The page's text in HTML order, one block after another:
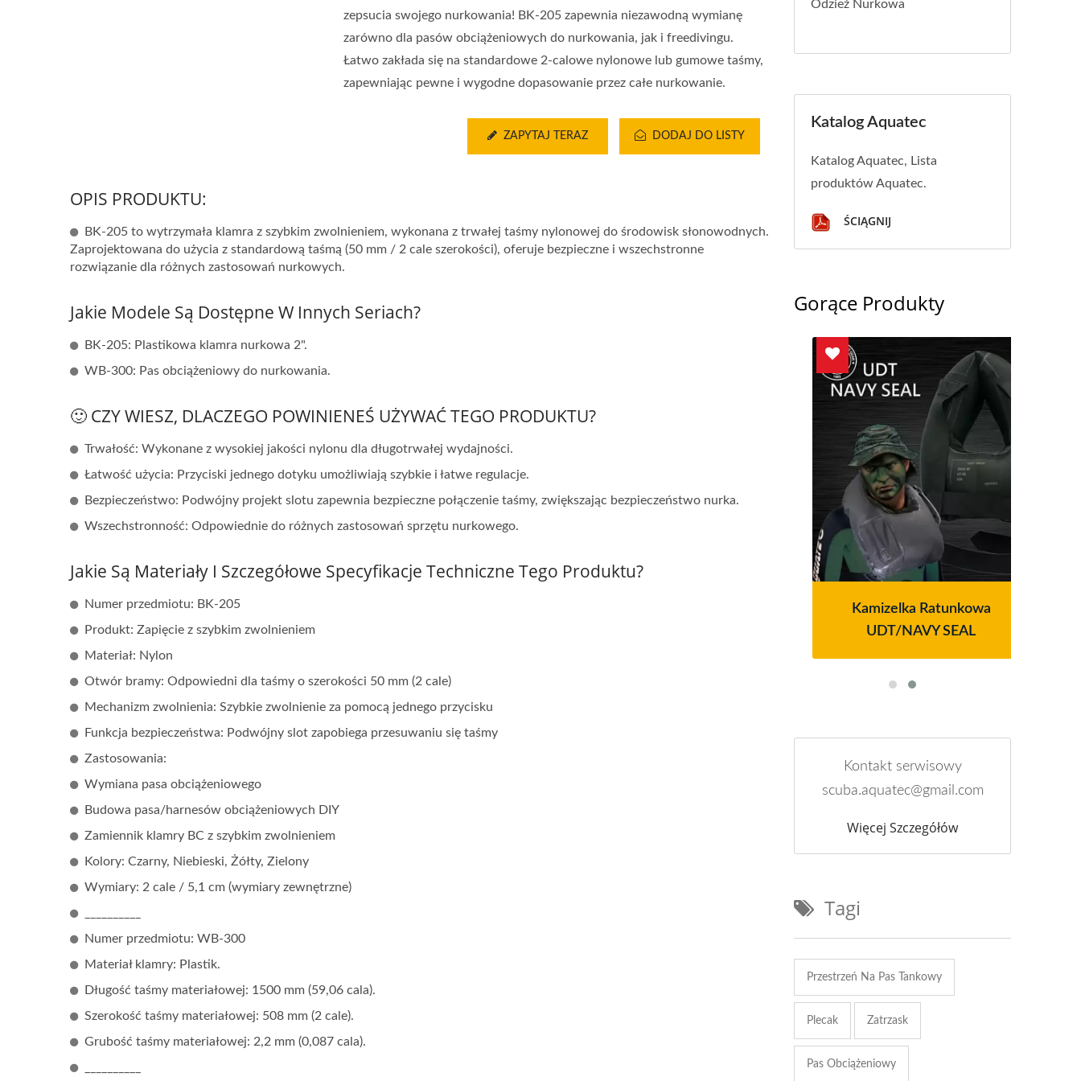
zepsucia swojego nurkowania! BK-205 zapewnia niezawodną wymianę
zarówno dla pasów obciążeniowych do nurkowania, jak i freedivingu.
Łatwo zakłada się na standardowe 2-calowe nylonowe lub gumowe taśmy,
zapewniając pewne i wygodne dopasowanie przez całe nurkowanie.
DODAJ DO LISTY
ZAPYTAJ TERAZ
OPIS PRODUKTU:
BK-205 to wytrzymała klamra z szybkim zwolnieniem, wykonana z trwałej taśmy nylonowej do środowisk słonowodnych.
Zaprojektowana do użycia z standardową taśmą (50 mm / 2 cale szerokości), oferuje bezpieczne i wszechstronne
rozwiązanie dla różnych zastosowań nurkowych.
Jakie Modele Są Dostępne W Innych Seriach?
BK-205: Plastikowa klamra nurkowa 2".
WB-300: Pas obciążeniowy do nurkowania.
🙂 CZY WIESZ, DLACZEGO POWINIENEŚ UŻYWAĆ TEGO PRODUKTU?
Trwałość: Wykonane z wysokiej jakości nylonu dla długotrwałej wydajności.
Łatwość użycia: Przyciski jednego dotyku umożliwiają szybkie i łatwe regulacje.
Bezpieczeństwo: Podwójny projekt slotu zapewnia bezpieczne połączenie taśmy, zwiększając bezpieczeństwo nurka.
Wszechstronność: Odpowiednie do różnych zastosowań sprzętu nurkowego.
Jakie Są Materiały I Szczegółowe Specyfikacje Techniczne Tego Produktu?
Numer przedmiotu: BK-205
Produkt: Zapięcie z szybkim zwolnieniem
Materiał: Nylon
Otwór bramy: Odpowiedni dla taśmy o szerokości 50 mm (2 cale)
Mechanizm zwolnienia: Szybkie zwolnienie za pomocą jednego przycisku
Funkcja bezpieczeństwa: Podwójny slot zapobiega przesuwaniu się taśmy
Zastosowania:
Wymiana pasa obciążeniowego
Budowa pasa/harnesów obciążeniowych DIY
Zamiennik klamry BC z szybkim zwolnieniem
Kolory: Czarny, Niebieski, Żółty, Zielony
Wymiary: 2 cale / 5,1 cm (wymiary zewnętrzne)
Numer przedmiotu: WB-300
Materiał klamry: Plastik.
Długość taśmy materiałowej: 1500 mm (59,06 cala).
Szerokość taśmy materiałowej: 508 mm (2 cale).
Grubość taśmy materiałowej: 2,2 mm (0,087 cala).
Odzież Nurkowa
Katalog Aquatec
Katalog Aquatec, Lista
produktów Aquatec.
ŚCIĄGNIJ
Gorące Produkty
System Nawilżania Filtra
Powietrza Guardian Series
Kamizelka Ratunkowa
UDT/NAVY SEAL
Kontakt serwisowy
scuba.aquatec@gmail.com
Więcej Szczegółów
Tagi
Przestrzeń Na Pas Tankowy
Plecak Zatrzask
Pas Obciążeniowy